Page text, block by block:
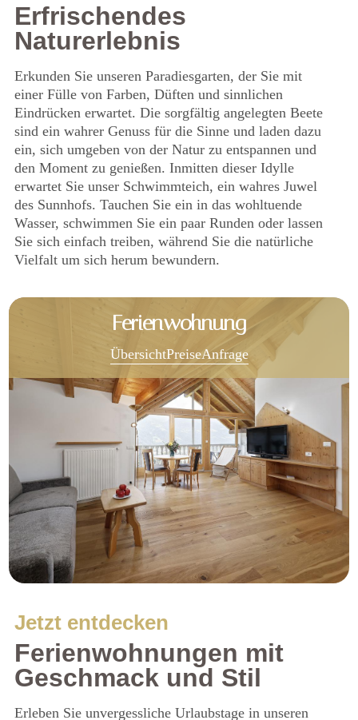
Erfrischendes
Naturerlebnis
Erkunden Sie unseren Paradiesgarten, der Sie mit
einer Fülle von Farben, Düften und sinnlichen
Eindrücken erwartet. Die sorgfältig angelegten Beete
sind ein wahrer Genuss für die Sinne und laden dazu
ein, sich umgeben von der Natur zu entspannen und
den Moment zu genießen. Inmitten dieser Idylle
erwartet Sie unser Schwimmteich, ein wahres Juwel
des Sunnhofs. Tauchen Sie ein in das wohltuende
Wasser, schwimmen Sie ein paar Runden oder lassen
Sie sich einfach treiben, während Sie die natürliche
Vielfalt um sich herum bewundern.
Ferienwohnung
ÜbersichtPreiseAnfrage
Jetzt entdecken
Ferienwohnungen mit
Geschmack und Stil
Erleben Sie unvergessliche Urlaubstage in unseren